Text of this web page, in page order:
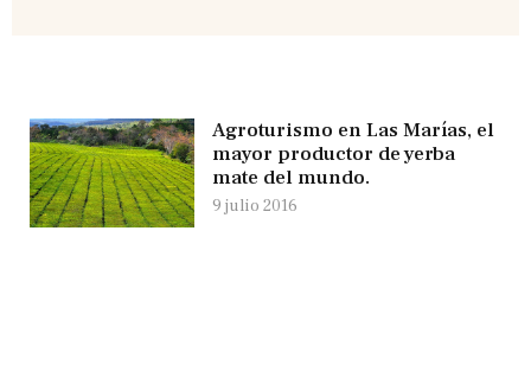
Agroturismo en Las Marías, el
mayor productor de yerba
mate del mundo.
9 julio 2016